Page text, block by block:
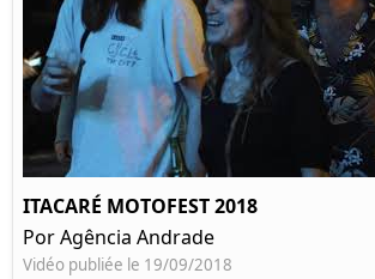
ITACARÉ MOTOFEST 2018
Por Agência Andrade
Vidéo publiée le 19/09/2018